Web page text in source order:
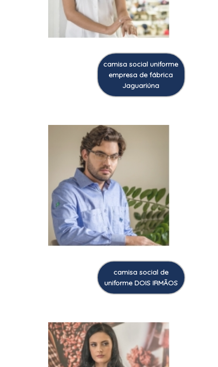
camisa social uniforme
empresa de fábrica
Jaguariúna
camisa social de
uniforme DOIS IRMÃOS